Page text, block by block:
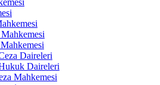
Daireleri
Daireleri
Mahkemesi